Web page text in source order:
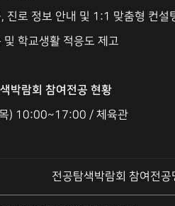
, 진로 정보 안내 및 1:1 맞춤형 컨설
및 학교생활 적응도 제고
박람회 참여전공 현황
) 10:00~17:00 / 체육관
전공탐색박람회 참여전공